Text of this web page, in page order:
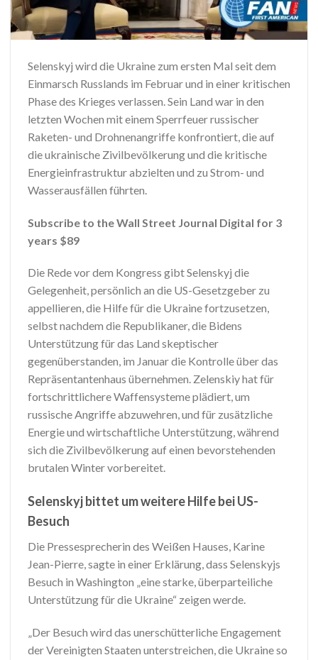
Selenskyj wird die Ukraine zum ersten Mal seit dem
Einmarsch Russlands im Februar und in einer kritischen
Phase des Krieges verlassen. Sein Land war in den
letzten Wochen mit einem Sperrfeuer russischer
Raketen- und Drohnenangriffe konfrontiert, die auf
die ukrainische Zivilbevölkerung und die kritische
Energieinfrastruktur abzielten und zu Strom- und
Wasserausfällen führten.
Subscribe to the Wall Street Journal Digital for 3
years $89
Die Rede vor dem Kongress gibt Selenskyj die
Gelegenheit, persönlich an die US-Gesetzgeber zu
appellieren, die Hilfe für die Ukraine fortzusetzen,
selbst nachdem die Republikaner, die Bidens
Unterstützung für das Land skeptischer
gegenüberstanden, im Januar die Kontrolle über das
Repräsentantenhaus übernehmen. Zelenskiy hat für
fortschrittlichere Waffensysteme plädiert, um
russische Angriffe abzuwehren, und für zusätzliche
Energie und wirtschaftliche Unterstützung, während
sich die Zivilbevölkerung auf einen bevorstehenden
brutalen Winter vorbereitet.
Selenskyj bittet um weitere Hilfe bei US-
Besuch
Die Pressesprecherin des Weißen Hauses, Karine
Jean-Pierre, sagte in einer Erklärung, dass Selenskyjs
Besuch in Washington „eine starke, überparteiliche
Unterstützung für die Ukraine“ zeigen werde.
„Der Besuch wird das unerschütterliche Engagement
der Vereinigten Staaten unterstreichen, die Ukraine so